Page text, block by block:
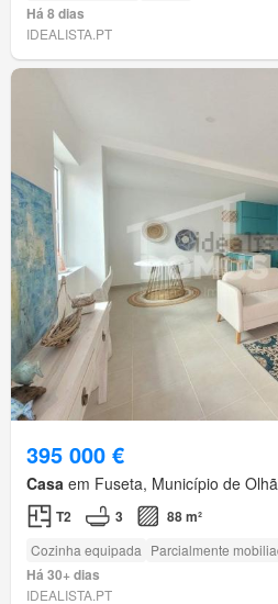
Há 8 dias
IDEALISTA.PT
395 000 €
Casa em Fuseta, Município de
T2 3 88 m²
Cozinha equipada Parcialmente
Há 30+ dias
IDEALISTA.PT